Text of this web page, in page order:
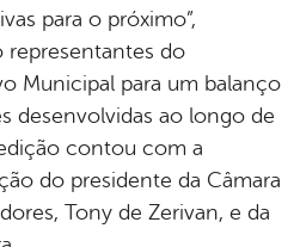
para o próximo”,
representantes do
Municipal para um balanço
desenvolvidas ao longo de
contou com a
do presidente da Câmara
Tony de Zerivan, e da